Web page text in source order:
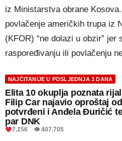
iz Ministarstva obrane
povlačenje američkih trupa iz
(KFOR) “ne dolazi u obzir” jer
raspoređivanju ili povlačenju
NAJČITANIJE U POSLJEDNJA 3 DANA
Elita 10 okuplja poznata
Filip Car najavio oproštaj
potvrđeni i Anđela Đuričić
par DNK
7.156 👁 407.705